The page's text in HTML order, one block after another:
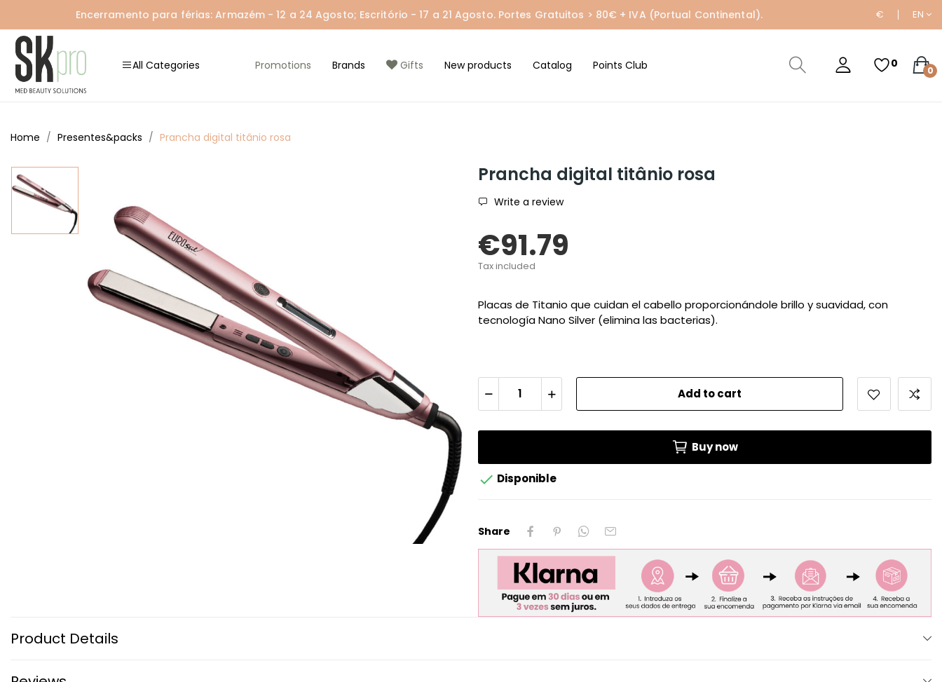
Encerramento para férias: Armazém - 12 a 24 Agosto; Escritório - 17 a 21 Agosto. Portes Gratuitos > 80€ + IVA (Portual Continental). € EN
All Categories Promotions Brands Gifts New products Catalog Points Club 0
0
Home Presentes&packs Prancha digital titânio rosa
Prancha digital titânio rosa
Write a review
€91.79
Tax included
Placas de Titanio que cuidan el cabello proporcionándole brillo y suavidad, con
tecnología Nano Silver (elimina las bacterias).
Add to cart
Buy now
 Disponible
Share
Product Details